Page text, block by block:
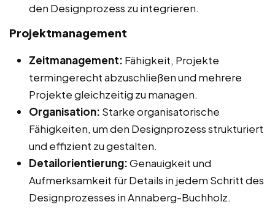
den Designprozess zu integrieren.
Projektmanagement
Zeitmanagement: Fähigkeit, Projekte
termingerecht abzuschließen und mehrere
Projekte gleichzeitig zu managen.
Organisation: Starke organisatorische
Fähigkeiten, um den Designprozess strukturiert
und effizient zu gestalten.
Detailorientierung:Genauigkeit und
Aufmerksamkeit für Details in jedem Schritt des
Designprozesses in Annaberg-Buchholz.